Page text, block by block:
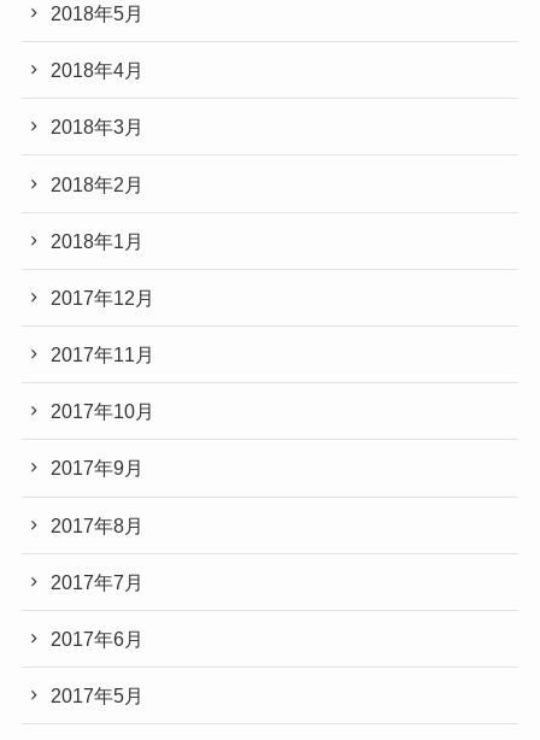
2018年5月
2018年4月
2018年3月
2018年2月
2018年1月
2017年12月
2017年11月
2017年10月
2017年9月
2017年8月
2017年7月
2017年6月
2017年5月